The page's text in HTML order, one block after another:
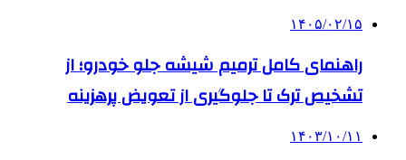
۱۴۰۵/۰۲/۱۵
راهنمای کامل ترمیم شیشه جلو خودرو؛ از
تشخیص ترک تا جلوگیری از تعویض پرهزینه
۱۴۰۳/۱۰/۱۱